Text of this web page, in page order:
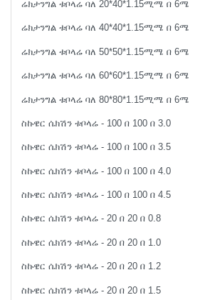
ሬክታንግል ቱቦላሬ ባለ 20*40*1.15ሚሜ በ 6ሜ
ሬክታንግል ቱቦላሬ ባለ 40*40*1.15ሚሜ በ 6ሜ
ሬክታንግል ቱቦላሬ ባለ 50*50*1.15ሚሜ በ 6ሜ
ሬክታንግል ቱቦላሬ ባለ 60*60*1.15ሚሜ በ 6ሜ
ሬክታንግል ቱቦላሬ ባለ 80*80*1.15ሚሜ በ 6ሜ
ስኩዌር ሴክሽን ቱቦላሬ - 100 በ 100 በ 3.0
ስኩዌር ሴክሽን ቱቦላሬ - 100 በ 100 በ 3.5
ስኩዌር ሴክሽን ቱቦላሬ - 100 በ 100 በ 4.0
ስኩዌር ሴክሽን ቱቦላሬ - 100 በ 100 በ 4.5
ስኩዌር ሴክሽን ቱቦላሬ - 20 በ 20 በ 0.8
ስኩዌር ሴክሽን ቱቦላሬ - 20 በ 20 በ 1.0
ስኩዌር ሴክሽን ቱቦላሬ - 20 በ 20 በ 1.2
ስኩዌር ሴክሽን ቱቦላሬ - 20 በ 20 በ 1.5